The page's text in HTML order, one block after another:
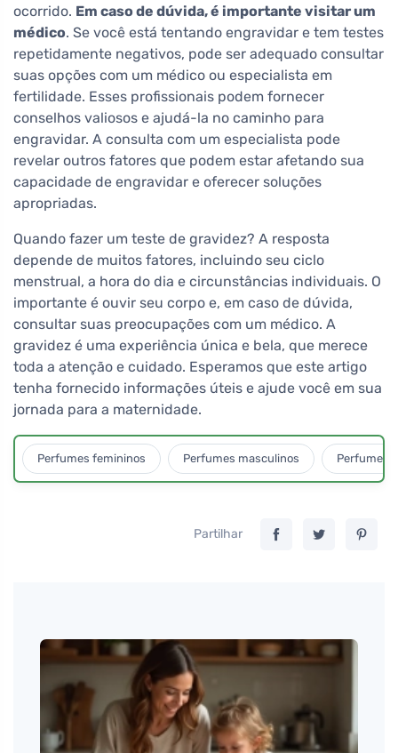
ocorrido. Em caso de dúvida, é importante visitar um
médico. Se você está tentando engravidar e tem testes
repetidamente negativos, pode ser adequado consultar
suas opções com um médico ou especialista em
fertilidade. Esses profissionais podem fornecer
conselhos valiosos e ajudá-la no caminho para
engravidar. A consulta com um especialista pode
revelar outros fatores que podem estar afetando sua
capacidade de engravidar e oferecer soluções
apropriadas.
Quando fazer um teste de gravidez? A resposta
depende de muitos fatores, incluindo seu ciclo
menstrual, a hora do dia e circunstâncias individuais. O
importante é ouvir seu corpo e, em caso de dúvida,
consultar suas preocupações com um médico. A
gravidez é uma experiência única e bela, que merece
toda a atenção e cuidado. Esperamos que este artigo
tenha fornecido informações úteis e ajude você em sua
jornada para a maternidade.
Perfumes femininos Perfumes masculinos Perfumes
Partilhar